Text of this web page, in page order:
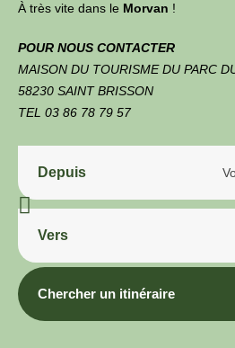
À très vite dans le Morvan !
POUR NOUS CONTACTER
MAISON DU TOURISME DU PARC
58230 SAINT BRISSON
TEL 03 86 78 79 57
Depuis
Vers
Chercher un itinéraire